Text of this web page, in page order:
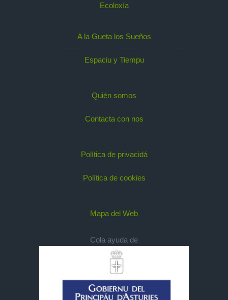
Ecoloxía
A la Gueta los Sueños
Espaciu y Tiempu
Quién somos
Contacta con nos
Política de privacidá
Política de cookies
Mapa del Web
Cola ayuda de